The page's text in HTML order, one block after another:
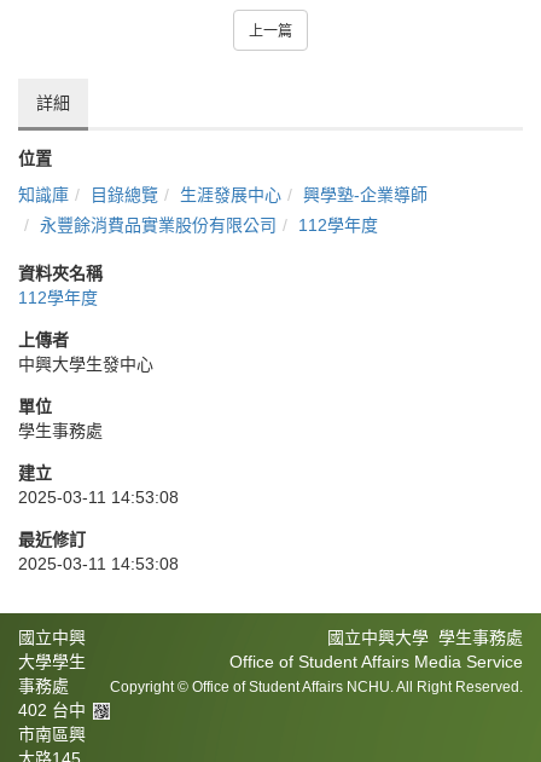
上一篇
詳細
位置
知識庫
目錄總覽 生涯發展中心
興學塾-企業導師
永豐餘消費品實業股份有限公司
112學年度
資料夾名稱
112學年度
上傳者
中興大學生發中心
單位
學生事務處
建立
2025-03-11 14:53:08
最近修訂
2025-03-11 14:53:08
國立中興大學 學生事務處
Office of Student Affairs Media Service
Copyright © Office of Student Affairs NCHU. All Right Reserved.
國立中興
大學學生
事務處
402 台中
市南區興